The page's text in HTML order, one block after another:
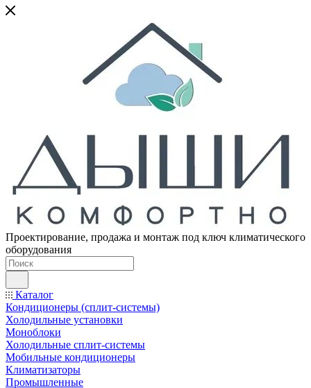
Проектирование, продажа и монтаж под ключ климатического
оборудования
Каталог
Кондиционеры (сплит-системы)
Холодильные установки
Моноблоки
Холодильные сплит-системы
Мобильные кондиционеры
Климатизаторы
Промышленные